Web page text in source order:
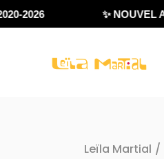
2026 ✨ NOUVEL
Leïla Martial /